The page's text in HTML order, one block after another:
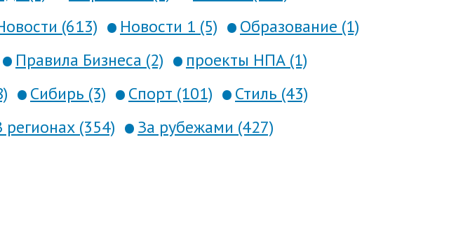
(613) Новости 1 (5)
Образование (1)
Правила Бизнеса (2)
проекты НПА (1)
Сибирь (3) Спорт (101)
Стиль (43)
регионах (354)
За рубежами (427)